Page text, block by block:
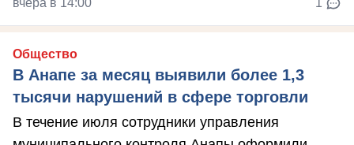
вчера в 14:00 1
Общество
В Анапе за месяц выявили более 1,3
тысячи нарушений в сфере торговли
В течение июля сотрудники управления